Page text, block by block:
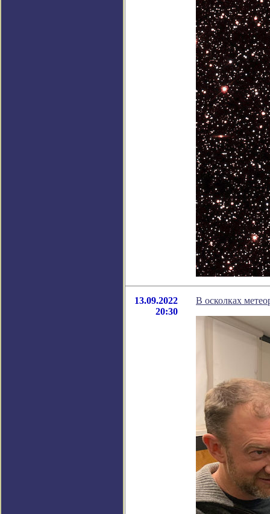
13.09.2022
20:30
В осколках